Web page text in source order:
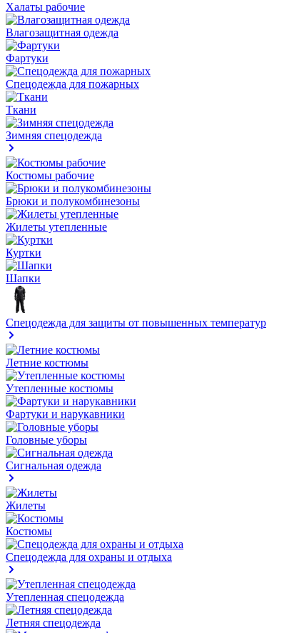
Халаты рабочие
Влагозащитная одежда
Фартуки
Спецодежда для пожарных
Ткани
Зимняя спецодежда
Костюмы рабочие
Брюки и полукомбинезоны
Жилеты утепленные
Куртки
Шапки
Спецодежда для защиты от повышенных температур
Летние костюмы
Утепленные костюмы
Фартуки и нарукавники
Головные уборы
Сигнальная одежда
Жилеты
Костюмы
Спецодежда для охраны и отдыха
Утепленная спецодежда
Летняя спецодежда